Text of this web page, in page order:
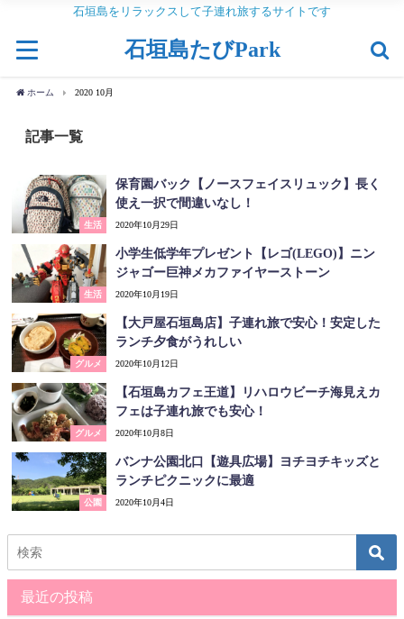
石垣島をリラックスして子連れ旅するサイトです
石垣島たびPark
ホーム 2020 10月
記事一覧
生活
保育園バック【ノースフェイスリュック】長く
使え一択で間違いなし！
2020年10月29日
生活
小学生低学年プレゼント【レゴ(LEGO)】ニン
ジャゴー巨神メカファイヤーストーン
2020年10月19日
グルメ
【大戸屋石垣島店】子連れ旅で安心！安定した
ランチ夕食がうれしい
2020年10月12日
グルメ
【石垣島カフェ王道】リハロウビーチ海見えカ
フェは子連れ旅でも安心！
2020年10月8日
公園
バンナ公園北口【遊具広場】ヨチヨチキッズと
ランチピクニックに最適
2020年10月4日
最近の投稿